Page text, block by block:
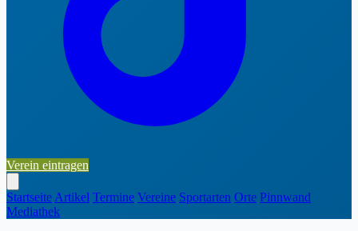
Verein eintragen
Startseite Artikel Termine Vereine Sportarten Orte Pinnwand
Mediathek